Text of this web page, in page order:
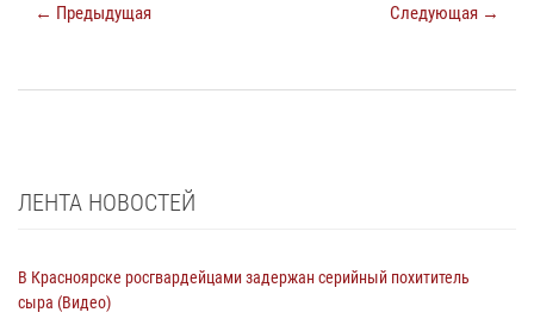
← Предыдущая Следующая →
ЛЕНТА НОВОСТЕЙ
В Красноярске росгвардейцами задержан серийный похититель
сыра (Видео)